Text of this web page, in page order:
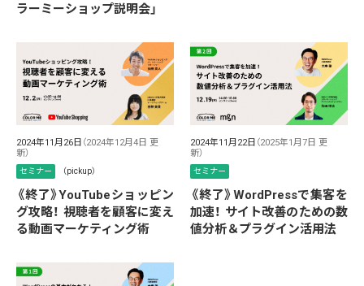
ラーミーショップ説明会」
2024年11月26日 （2024年12月4日 更
新）
セミナー （pickup）
《終了》YouTubeショッピン
グ攻略！ 視聴者を顧客に変え
る動画マーケティング術
2024年11月22日 （2025年1月7日 更
新）
セミナー
《終了》WordPressで集客を
加速！ サイト改善のための数
値分析＆プラグイン活用法